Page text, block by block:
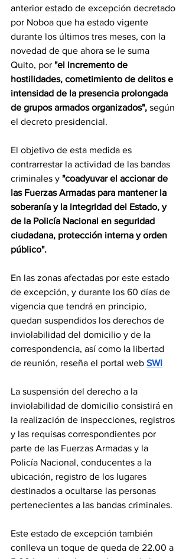
anterior estado de excepción decretado
por Noboa que ha estado vigente
durante los últimos tres meses, con la
novedad de que ahora se le suma
Quito, por "el incremento de
hostilidades, cometimiento de delitos e
intensidad de la presencia prolongada
de grupos armados organizados", según
el decreto presidencial.
El objetivo de esta medida es
contrarrestar la actividad de las bandas
criminales y "coadyuvar el accionar de
las Fuerzas Armadas para mantener la
soberanía y la integridad del Estado, y
de la Policía Nacional en seguridad
ciudadana, protección interna y orden
público".
En las zonas afectadas por este estado
de excepción, y durante los 60 días de
vigencia que tendrá en principio,
quedan suspendidos los derechos de
inviolabilidad del domicilio y de la
correspondencia, así como la libertad
de reunión, reseña el portal web SWI
La suspensión del derecho a la
inviolabilidad de domicilio consistirá en
la realización de inspecciones, registros
y las requisas correspondientes por
parte de las Fuerzas Armadas y la
Policía Nacional, conducentes a la
ubicación, registro de los lugares
destinados a ocultarse las personas
pertenecientes a las bandas criminales.
Este estado de excepción también
conlleva un toque de queda de 22.00 a